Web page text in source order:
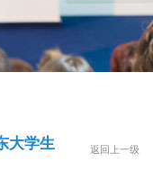
大学生
返回上一级